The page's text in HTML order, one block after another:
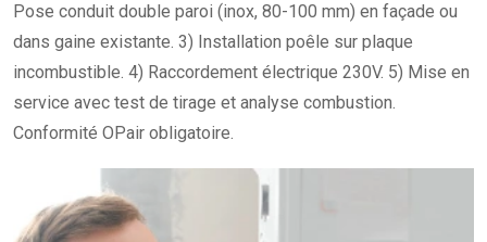
Pose conduit double paroi (inox, 80-100 mm) en façade ou
dans gaine existante. 3) Installation poêle sur plaque
incombustible. 4) Raccordement électrique 230V. 5) Mise en
service avec test de tirage et analyse combustion.
Conformité OPair obligatoire.